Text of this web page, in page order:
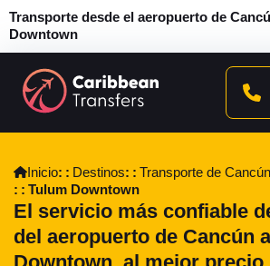
Transporte desde el aeropuerto de
Downtown
Inicio Destinos Transporte de
Tulum Downtown
El servicio más confiable
del aeropuerto de Cancún